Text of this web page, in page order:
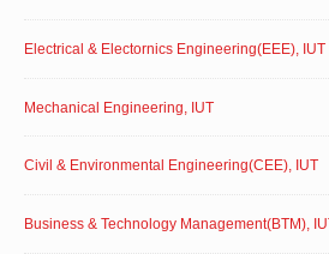
Electrical & Electornics Engineering(EEE), IUT
Mechanical Engineering, IUT
Civil & Environmental Engineering(CEE), IUT
Business & Technology Management(BTM),